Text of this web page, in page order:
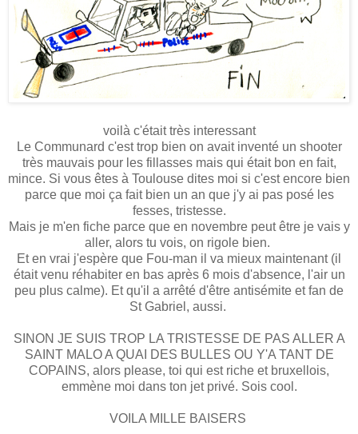
voilà c'était très interessant
Le Communard c'est trop bien on avait inventé un shooter
très mauvais pour les fillasses mais qui était bon en fait,
mince. Si vous êtes à Toulouse dites moi si c'est encore bien
parce que moi ça fait bien un an que j'y ai pas posé les
fesses, tristesse.
Mais je m'en fiche parce que en novembre peut être je vais y
aller, alors tu vois, on rigole bien.
Et en vrai j'espère que Fou-man il va mieux maintenant (il
était venu réhabiter en bas après 6 mois d'absence, l'air un
peu plus calme). Et qu'il a arrêté d'être antisémite et fan de
St Gabriel, aussi.
SINON JE SUIS TROP LA TRISTESSE DE PAS ALLER A
SAINT MALO A QUAI DES BULLES OU Y'A TANT DE
COPAINS, alors please, toi qui est riche et bruxellois,
emmène moi dans ton jet privé. Sois cool.
VOILA MILLE BAISERS